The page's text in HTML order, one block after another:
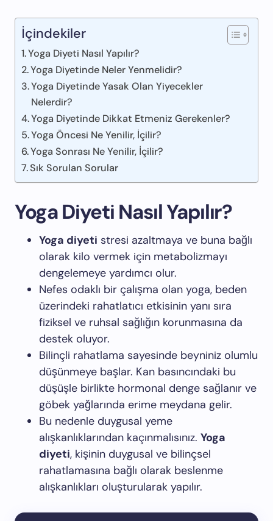
İçindekiler
Yoga Diyeti Nasıl Yapılır?
Yoga Diyetinde Neler Yenmelidir?
Yoga Diyetinde Yasak Olan Yiyecekler
Nelerdir?
Yoga Diyetinde Dikkat Etmeniz Gerekenler?
Yoga Öncesi Ne Yenilir, İçilir?
Yoga Sonrası Ne Yenilir, İçilir?
Sık Sorulan Sorular
Yoga Diyeti Nasıl Yapılır?
Yoga diyeti stresi azaltmaya ve buna bağlı
olarak kilo vermek için metabolizmayı
dengelemeye yardımcı olur.
Nefes odaklı bir çalışma olan yoga, beden
üzerindeki rahatlatıcı etkisinin yanı sıra
fiziksel ve ruhsal sağlığın korunmasına da
destek oluyor.
Bilinçli rahatlama sayesinde beyniniz olumlu
düşünmeye başlar. Kan basıncındaki bu
düşüşle birlikte hormonal denge sağlanır ve
göbek yağlarında erime meydana gelir.
Bu nedenle duygusal yeme
alışkanlıklarından kaçınmalısınız. Yoga
diyeti, kişinin duygusal ve bilinçsel
rahatlamasına bağlı olarak beslenme
alışkanlıkları oluşturularak yapılır.